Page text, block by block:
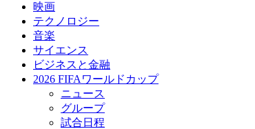
映画
テクノロジー
音楽
サイエンス
ビジネスと金融
2026 FIFAワールドカップ
ニュース
グループ
試合日程